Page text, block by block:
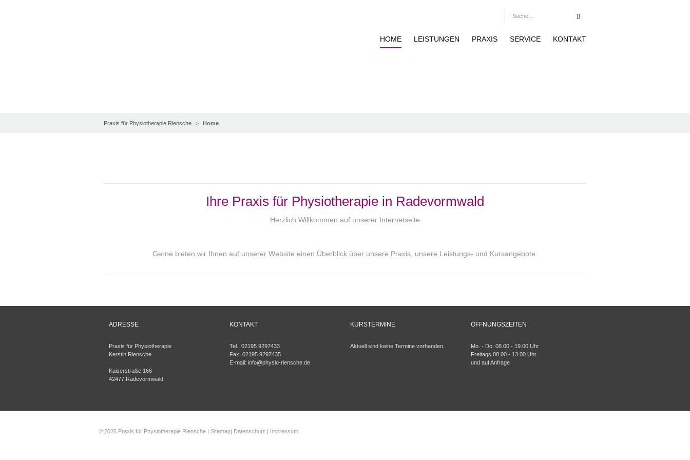
HOME LEISTUNGEN PRAXIS SERVICE KONTAKT
Praxis für Physiotherapie Riensche Home
Ihre Praxis für Physiotherapie in Radevormwald
Herzlich Willkommen auf unserer Internetseite
Gerne bieten wir Ihnen auf unserer Website einen Überblick über unsere Praxis, unsere Leistungs- und Kursangebote.
ADRESSE
Praxis für Physiotherapie
Kerstin Riensche
Kaiserstraße 166
42477 Radevormwald
KONTAKT
Tel.: 02195 9297433
Fax: 02195 9297435
E-mail: info@physio-riensche.de
KURSTERMINE
Aktuell sind keine Termine vorhanden.
ÖFFNUNGSZEITEN
Mo. - Do. 08.00 - 19.00 Uhr
Freitags 08.00 - 13.00 Uhr
und auf Anfrage
© 2026 Praxis für Physiotherapie Riensche | Sitemap| Datenschutz | Impressum